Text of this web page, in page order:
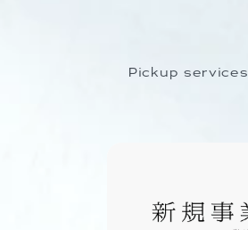
Pickup services